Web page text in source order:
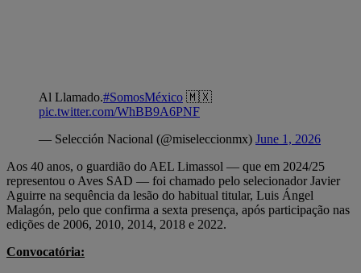
Al Llamado.#SomosMéxico 🇲🇽
pic.twitter.com/WhBB9A6PNF
— Selección Nacional (@miseleccionmx) June 1, 2026
Aos 40 anos, o guardião do AEL Limassol — que em 2024/25
representou o Aves SAD — foi chamado pelo selecionador Javier
Aguirre na sequência da lesão do habitual titular, Luis Ángel
Malagón, pelo que confirma a sexta presença, após participação nas
edições de 2006, 2010, 2014, 2018 e 2022.
Convocatória: